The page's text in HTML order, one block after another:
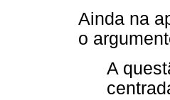
Ainda na
o
A